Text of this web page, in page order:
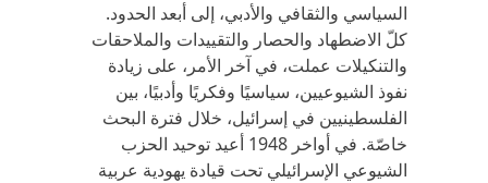
السياسي والثقافي والأدبي، إلى أبعد الحدود.
كلّ الاضطهاد والحصار والتقييدات والملاحقات
والتنكيلات عملت، في آخر الأمر، على زيادة
نفوذ الشيوعيين، سياسيًا وفكريًا وأدبيًا، بين
الفلسطينيين في إسرائيل، خلال فترة البحث
خاصّة. في أواخر 1948 أعيد توحيد الحزب
الشيوعي الإسرائيلي تحت قيادة يهودية عربية